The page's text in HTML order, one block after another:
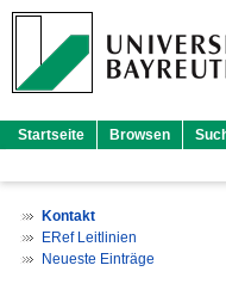
Startseite Browsen
Kontakt
ERef Leitlinien
Neueste Einträge